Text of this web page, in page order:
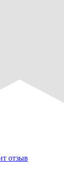
отзыв